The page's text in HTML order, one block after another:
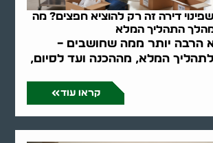
דירה זה רק להוציא חפצים? מה
התהליך המלא
הרבה יותר ממה שחושבים –
המלא, מההכנה ועד לסיום,
קראו עוד